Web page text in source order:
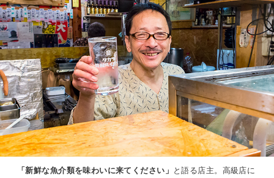
「新鮮な魚介類を味わいに来てください」 と語る店主。高級店に